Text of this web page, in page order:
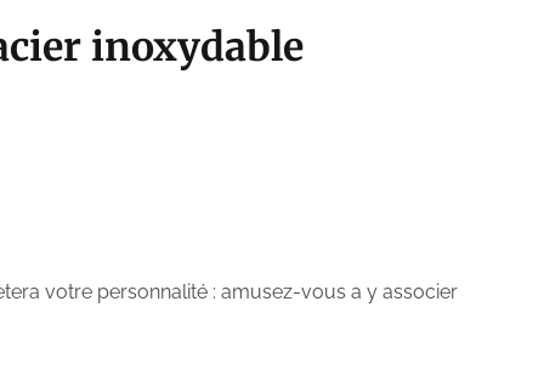
inoxydable
votre personnalité : amusez-vous a y associer